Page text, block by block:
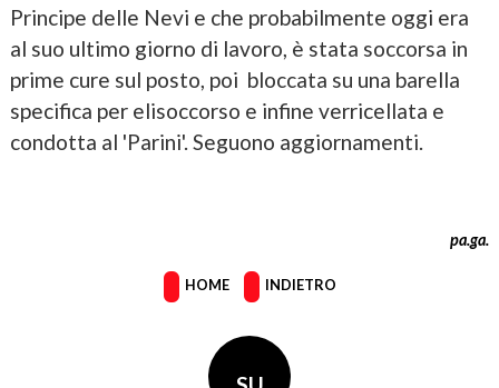
Principe delle Nevi e che probabilmente oggi era
al suo ultimo giorno di lavoro, è stata soccorsa in
prime cure sul posto, poi bloccata su una barella
specifica per elisoccorso e infine verricellata e
condotta al 'Parini'. Seguono aggiornamenti.
pa.ga.
HOME INDIETRO